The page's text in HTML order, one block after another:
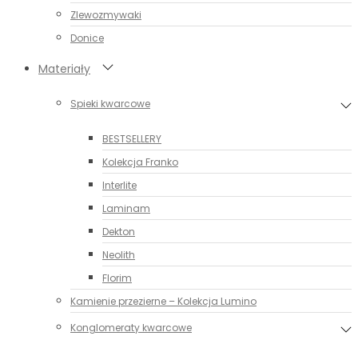
Zlewozmywaki
Donice
Materiały
Spieki kwarcowe
BESTSELLERY
Kolekcja Franko
Interlite
Laminam
Dekton
Neolith
Florim
Kamienie przezierne – Kolekcja Lumino
Konglomeraty kwarcowe